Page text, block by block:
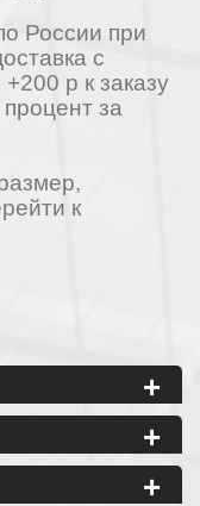
России при
с
р к заказу
за
к
+
+
+